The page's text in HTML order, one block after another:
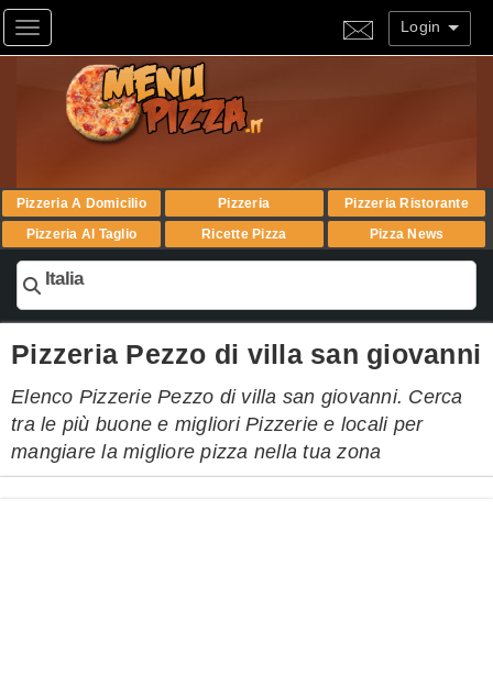
Toggle navigation Login
Pizzeria A Domicilio Pizzeria
Pizzeria Ristorante
Pizzeria Al Taglio
Ricette Pizza Pizza News
Italia
Pizzeria Pezzo di villa san giovanni
Elenco Pizzerie Pezzo di villa san giovanni. Cerca
tra le più buone e migliori Pizzerie e locali per
mangiare la migliore pizza nella tua zona